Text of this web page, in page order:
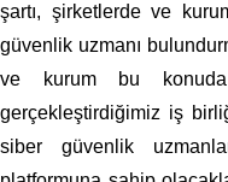
şartı, şirketlerde ve
güvenlik uzmanı
ve kurum bu
gerçekleştirdiğimiz iş
siber güvenlik